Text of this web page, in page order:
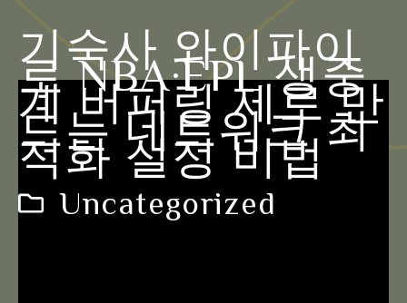
기숙사 와이파이
로 NBA·EPL 생중
계 버퍼링 제로 만
드는 네트워크 최
적화 설정 비법
Uncategorized